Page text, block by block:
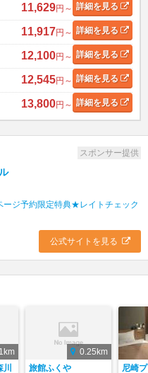
11,629円～ 詳細を見る
11,917円～ 詳細を見る
12,100円～ 詳細を見る
12,545円～ 詳細を見る
13,800円～ 詳細を見る
スポンサー提供
ージ予約限定特典★レイトチェック
公式サイトを見る
0.25km
旅館ふくや
尼崎